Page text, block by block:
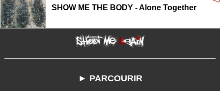
SHOW ME THE BODY - Alone Together
► PARCOURIR